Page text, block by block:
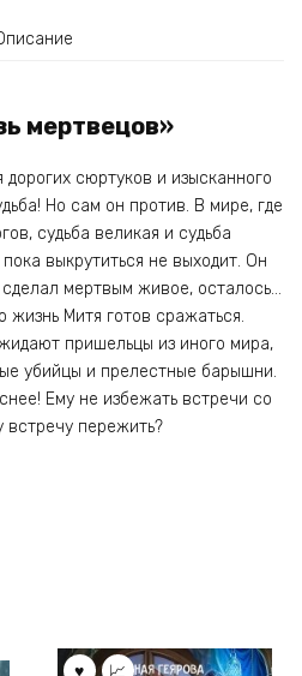
мертвецов»
сюртуков и изысканного
Но сам он против. В мире, где
судьба великая и судьба
выкрутиться не выходит. Он
мертвым живое, осталось…
Митя готов сражаться.
пришельцы из иного мира,
убийцы и прелестные барышни.
Ему не избежать встречи со
пережить?